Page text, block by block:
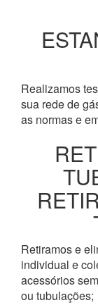
Realizamos
sua rede de
as normas e
Retiramos e
individual e
acessórios
ou tubulações;